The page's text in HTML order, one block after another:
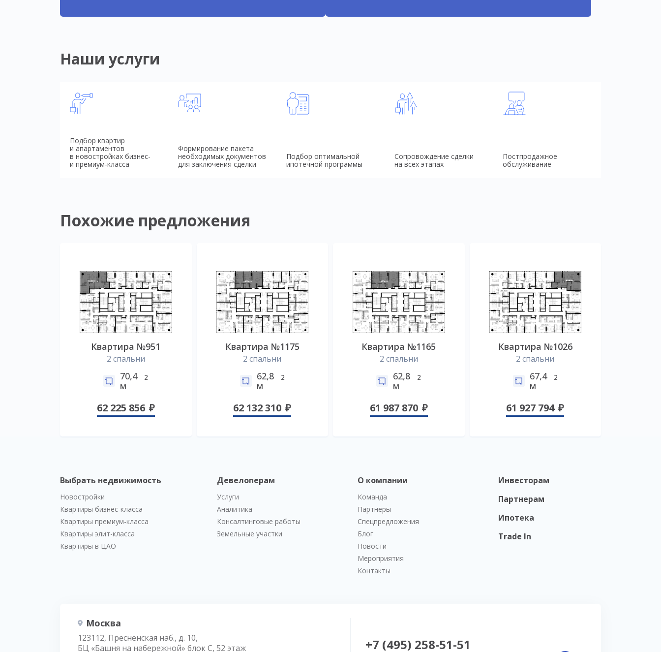
Наши услуги
Подбор квартир
и апартаментов
в новостройках бизнес-
и премиум-класса
Формирование пакета
необходимых документов
для заключения сделки
Подбор оптимальной
ипотечной программы
Сопровождение сделки
на всех этапах
Постпродажное
обслуживание
Похожие предложения
Квартира №951
2 спальни
70,4
м
2
62 225 856
Квартира №1175
2 спальни
62,8
м
2
62 132 310
Квартира №1165
2 спальни
62,8
м
2
61 987 870
Квартира №1026
2 спальни
67,4
м
2
61 927 794
Выбрать недвижимость
Новостройки
Квартиры бизнес-класса
Квартиры премиум-класса
Квартиры элит-класса
Квартиры в ЦАО
Девелоперам
Услуги
Аналитика
Консалтинговые работы
Земельные участки
О компании
Команда
Партнеры
Спецпредложения
Блог
Новости
Мероприятия
Контакты
Инвесторам
Партнерам
Ипотека
Trade In
Москва
123112, Пресненская наб., д. 10,
БЦ «Башня на набережной» блок С, 52 этаж
+7 (495) 258-51-51